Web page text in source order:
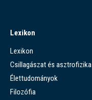
Lexikon
Lexikon
Csillagászat és asztrofizika
Élettudományok
Filozófia